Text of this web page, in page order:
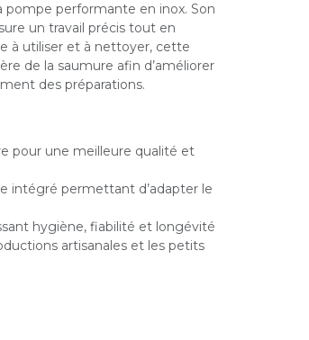
pompe performante en inox. Son
un travail précis tout en
à utiliser et à nettoyer, cette
de la saumure afin d’améliorer
des préparations.
pour une meilleure qualité et
intégré permettant d’adapter le
hygiène, fiabilité et longévité
artisanales et les petits